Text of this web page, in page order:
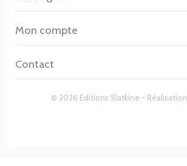
© 2026 Editions Slatkine - Réalisation
Mon compte
Contact